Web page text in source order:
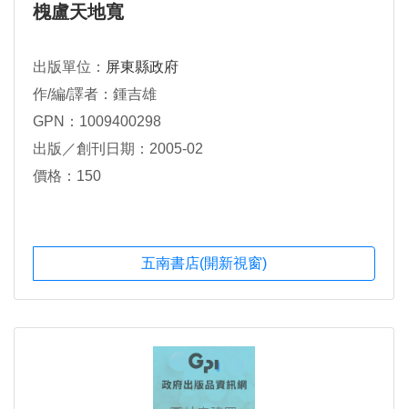
槐盧天地寬
出版單位： 屏東縣政府
作/編/譯者：鍾吉雄
GPN：1009400298
出版／創刊日期：2005-02
價格：150
五南書店(開新視窗)